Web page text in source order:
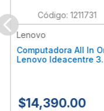
:1211731
Lenovo
Computadora All In
Lenovo Ideacentre 3
F0G1014Ald
$14,390.00